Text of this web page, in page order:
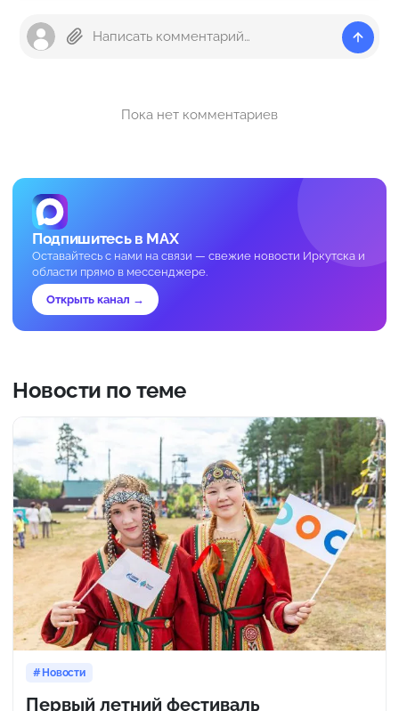
Пока нет комментариев
Подпишитесь в MAX
Оставайтесь с нами на связи — свежие новости Иркутска и
области прямо в мессенджере.
Открыть канал →
Новости по теме
Новости
Первый летний фестиваль